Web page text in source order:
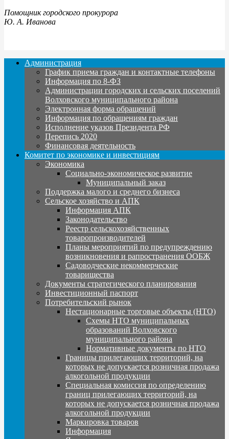
Помощник городского прокурора
Ю. А. Иванова
Администрация
График приема граждан и контактные телефоны
Информация по 8-ФЗ
Администрации городских и сельских поселений
Волховского муниципального района
Электронная форма обращений
Информация по обращениям граждан
Исполнение указов Президента РФ
Перепись 2020
Финансовая деятельность
Комитет по экономике и инвестициям
Экономика
Социально-экономическое развитие
Муниципальный заказ
Поддержка малого и среднего бизнеса
Сельское хозяйство и АПК
Информация АПК
Законодательство
Реестр сельскохозяйственных
товаропроизводителей
Планы мероприятий по предупреждению
возникновения и рапространения ООБЖ
Садоводческие некоммерческие
товарищества
Документы стратегического планирования
Инвестиционный паспорт
Потребительский рынок
Нестационарные торговые объекты (НТО)
Схемы НТО муниципальных
образований Волховского
муниципального района
Нормативные документы по НТО
Границы прилегающих территорий, на
которых не допускается розничная продажа
алкогольной продукции
Специальная комиссия по определению
границ прилегающих территорий, на
которых не допускается розничная продажа
алкогольной продукции
Маркировка товаров
Информация